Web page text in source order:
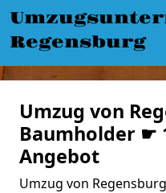
Regensburg
Umzug von
Baumholder ☛
Angebot
Umzug von